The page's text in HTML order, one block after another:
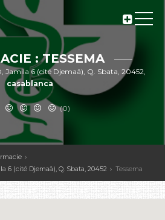
: TESSEMA
Jamila 6 (cité Djemaâ), Q. Sbata, 20452,
casablanca
(0)
6 (cité Djemaâ), Q. Sbata, 20452
Tessema